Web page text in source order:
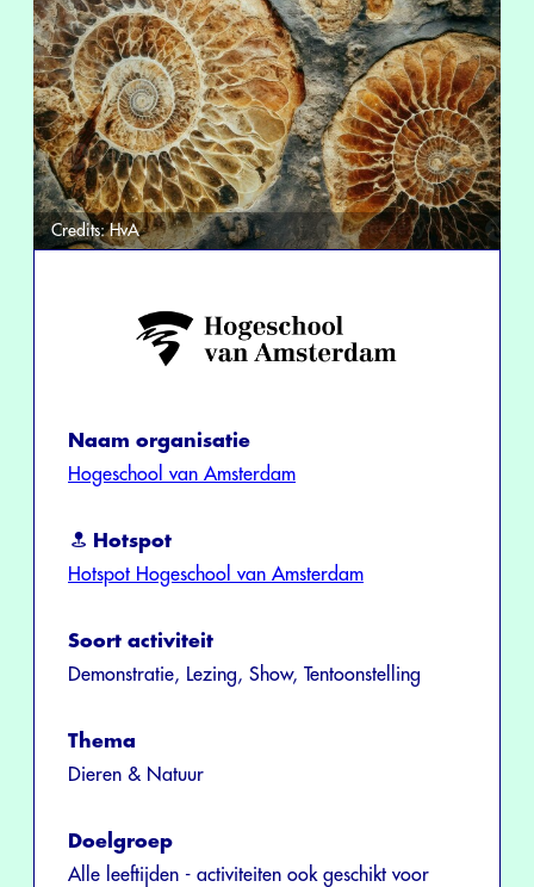
Credits:HvA
Naam organisatie
Hogeschool van Amsterdam
Hotspot
Hotspot Hogeschool van Amsterdam
Soort activiteit
Demonstratie, Lezing, Show, Tentoonstelling
Thema
Dieren & Natuur
Doelgroep
Alle leeftijden - activiteiten ook geschikt voor